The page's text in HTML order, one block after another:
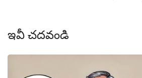
ఇవీ చదవండి